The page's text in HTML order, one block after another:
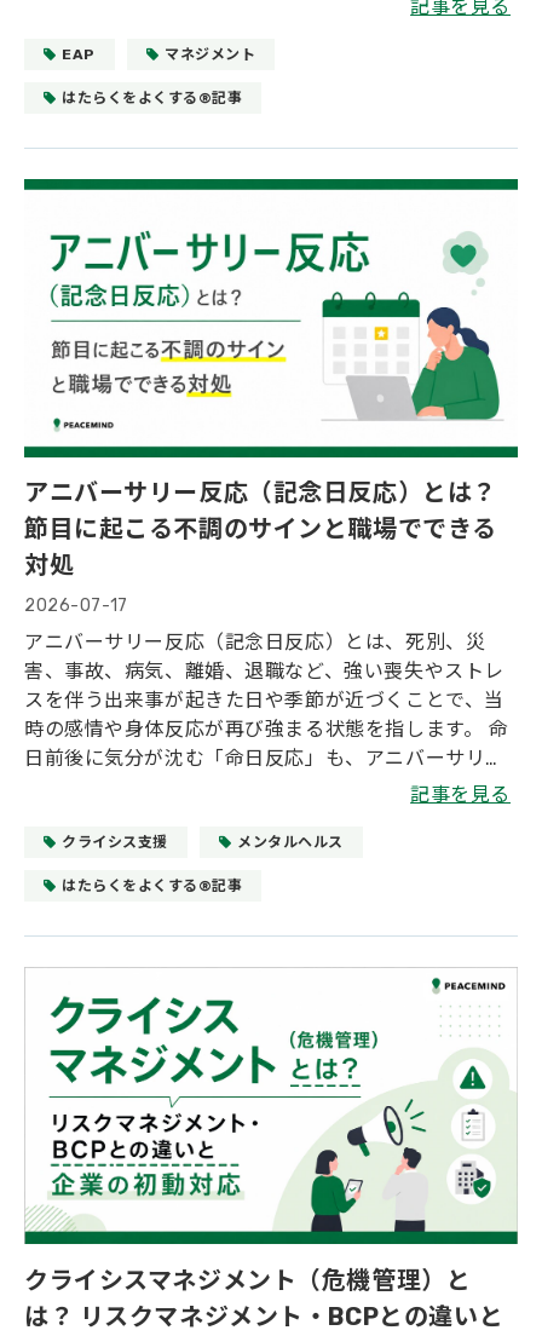
記事を見る
EAP マネジメント
はたらくをよくする®記事
アニバーサリー反応（記念日反応）とは？
節目に起こる不調のサインと職場でできる
対処
2026-07-17
アニバーサリー反応（記念日反応）とは、死別、災
害、事故、病気、離婚、退職など、強い喪失やストレ
スを伴う出来事が起きた日や季節が近づくことで、当
時の感情や身体反応が再び強まる状態を指します。 命
日前後に気分が沈む「命日反応」も、アニバーサリー
反応の一つとして捉えられます。本人も周囲も理由に
人面の変化として表れることがあります。 本記事で
は、アニバーサリー反応の意味、起こりやすい場面、
支援をわかりやすく解説します。
記事を見る
クライシス支援 メンタルヘルス
はたらくをよくする®記事
クライシスマネジメント（危機管理）と
は？ リスクマネジメント・BCPとの違いと